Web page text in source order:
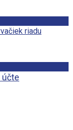
riadu
účte